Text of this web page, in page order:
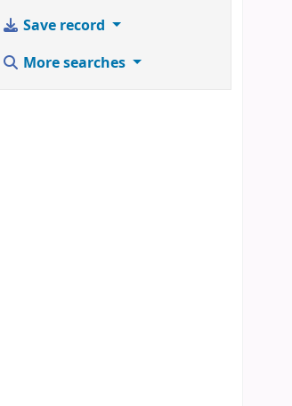
Save record
More searches